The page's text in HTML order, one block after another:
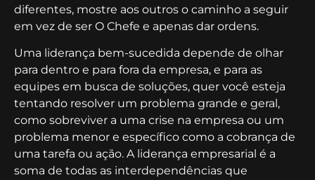
diferentes, mostre aos outros o caminho a seguir
em vez de ser O Chefe e apenas dar ordens.
Uma liderança bem-sucedida depende de olhar
para dentro e para fora da empresa, e para as
equipes em busca de soluções, quer você esteja
tentando resolver um problema grande e geral,
como sobreviver a uma crise na empresa ou um
problema menor e específico como a cobrança de
uma tarefa ou ação. A liderança empresarial é a
soma de todas as interdependências que